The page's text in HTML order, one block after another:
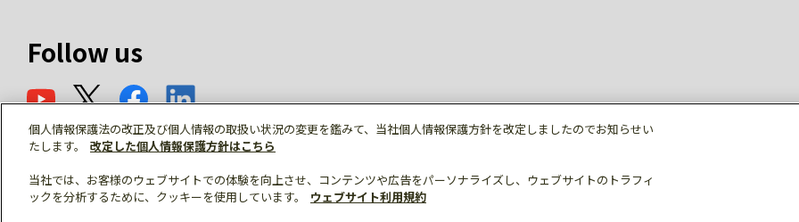
Follow us
© Mitsubishi Electric Corporation
個人情報保護法の改正及び個人情報の取扱い状況の変更を鑑みて、当社個人情報保護方針を改定しましたのでお知らせい
たします。
改定した個人情報保護方針はこちら
当社では、お客様のウェブサイトでの体験を向上させ、コンテンツや広告をパーソナライズし、ウェブサイトのトラフィ
ックを分析するために、クッキーを使用しています。
ウェブサイト利用規約